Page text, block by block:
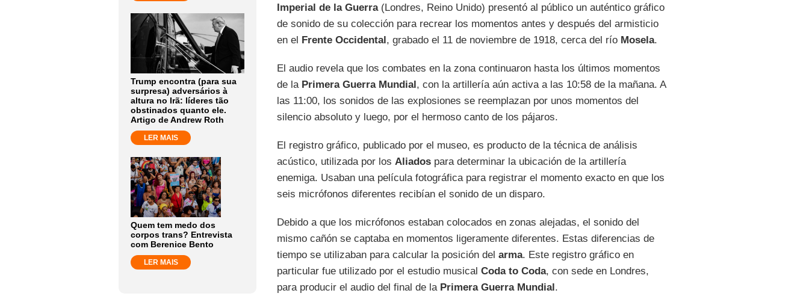
Trump encontra (para sua
surpresa) adversários à
altura no Irã: líderes tão
obstinados quanto ele.
Artigo de Andrew Roth
LER MAIS
Quem tem medo dos
corpos trans? Entrevista
com Berenice Bento
LER MAIS
Imperial de la Guerra(Londres, Reino Unido) presentó al público un auténtico gráfico
de sonido de su colección para recrear los momentos antes y después del armisticio
en el Frente Occidental, grabado el 11 de noviembre de 1918, cerca del río Mosela.
El audio revela que los combates en la zona continuaron hasta los últimos momentos
de la Primera Guerra Mundial, con la artillería aún activa a las 10:58 de la mañana. A
las 11:00, los sonidos de las explosiones se reemplazan por unos momentos del
silencio absoluto y luego, por el hermoso canto de los pájaros.
El registro gráfico, publicado por el museo, es producto de la técnica de análisis
acústico, utilizada por los Aliadospara determinar la ubicación de la artillería
enemiga. Usaban una película fotográfica para registrar el momento exacto en que los
seis micrófonos diferentes recibían el sonido de un disparo.
Debido a que los micrófonos estaban colocados en zonas alejadas, el sonido del
mismo cañón se captaba en momentos ligeramente diferentes. Estas diferencias de
tiempo se utilizaban para calcular la posición del arma. Este registro gráfico en
particular fue utilizado por el estudio musical Coda to Coda, con sede en Londres,
para producir el audio del final de la Primera Guerra Mundial.